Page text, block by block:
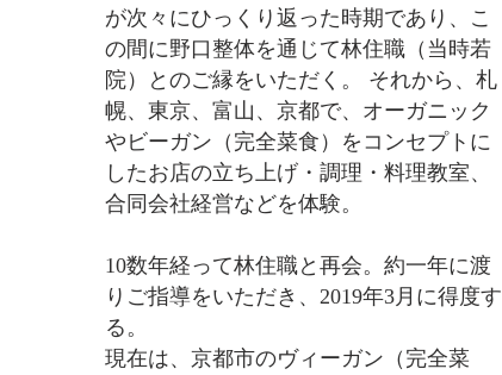
が次々にひっくり返った時期であり、こ
の間に野口整体を通じて林住職（当時若
院）とのご縁をいただく。 それから、札
幌、東京、富山、京都で、オーガニック
やビーガン（完全菜食）をコンセプトに
したお店の立ち上げ・調理・料理教室、
合同会社経営などを体験。
10数年経って林住職と再会。約一年に渡
りご指導をいただき、2019年3月に得度す
る。
現在は、京都市のヴィーガン（完全菜